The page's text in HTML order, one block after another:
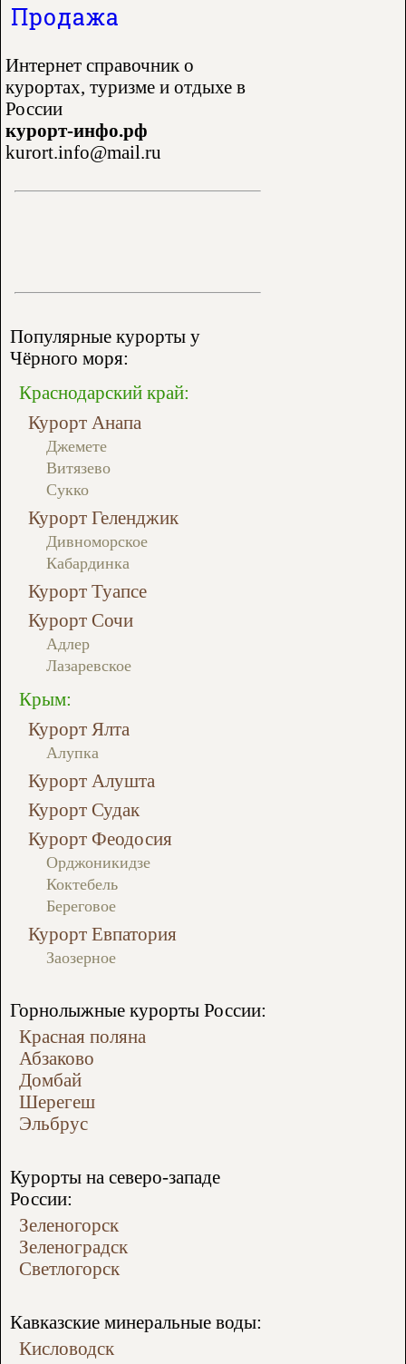
Продажа
Интернет справочник о
курортах, туризме и отдыхе в
России
курорт-инфо.рф
kurort.info@mail.ru
Популярные курорты у
Чёрного моря:
Краснодарский край:
Курорт Анапа
Джемете
Витязево
Сукко
Курорт Геленджик
Дивноморское
Кабардинка
Курорт Туапсе
Курорт Сочи
Адлер
Лазаревское
Крым:
Курорт Ялта
Алупка
Курорт Алушта
Курорт Судак
Курорт Феодосия
Орджоникидзе
Коктебель
Береговое
Курорт Евпатория
Заозерное
Горнолыжные курорты России:
Красная поляна
Абзаково
Домбай
Шерегеш
Эльбрус
Курорты на северо-западе
России:
Зеленогорск
Зеленоградск
Светлогорск
Кавказские минеральные воды:
Кисловодск